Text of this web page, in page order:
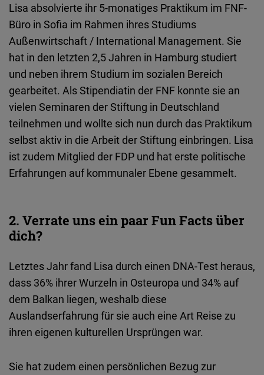
Lisa absolvierte ihr 5-monatiges Praktikum im FNF-
Büro in Sofia im Rahmen ihres Studiums
Außenwirtschaft / International Management. Sie
hat in den letzten 2,5 Jahren in Hamburg studiert
und neben ihrem Studium im sozialen Bereich
gearbeitet. Als Stipendiatin der FNF konnte sie an
vielen Seminaren der Stiftung in Deutschland
teilnehmen und wollte sich nun durch das Praktikum
selbst aktiv in die Arbeit der Stiftung einbringen. Lisa
ist zudem Mitglied der FDP und hat erste politische
Erfahrungen auf kommunaler Ebene gesammelt.
2. Verrate uns ein paar Fun Facts über
dich?
Letztes Jahr fand Lisa durch einen DNA-Test heraus,
dass 36% ihrer Wurzeln in Osteuropa und 34% auf
dem Balkan liegen, weshalb diese
Auslandserfahrung für sie auch eine Art Reise zu
ihren eigenen kulturellen Ursprüngen war.
Sie hat zudem einen persönlichen Bezug zur
Maps
Embed
Cloudinary
Flickr
Embed
Newsletter2go
Embed
Embed
Embed
Typeform
Embed